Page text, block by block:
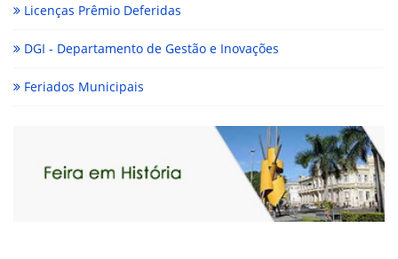
Licenças Prêmio Deferidas
DGI - Departamento de Gestão e Inovações
Feriados Municipais